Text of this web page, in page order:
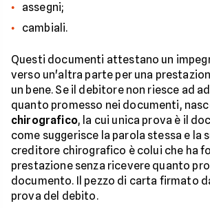
assegni;
cambiali.
Questi documenti attestano un
verso un'altra parte per una
un bene. Se il debitore non riesce ad
quanto promesso nei documenti,
chirografico, la cui unica prova è il
come suggerisce la parola stessa e la
creditore chirografico è colui che ha
prestazione senza ricevere quanto
documento. Il pezzo di carta firmato
prova del debito.